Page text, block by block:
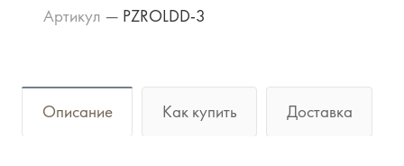
Артикул — PZROLDD-3
Описание Как купить Доставка